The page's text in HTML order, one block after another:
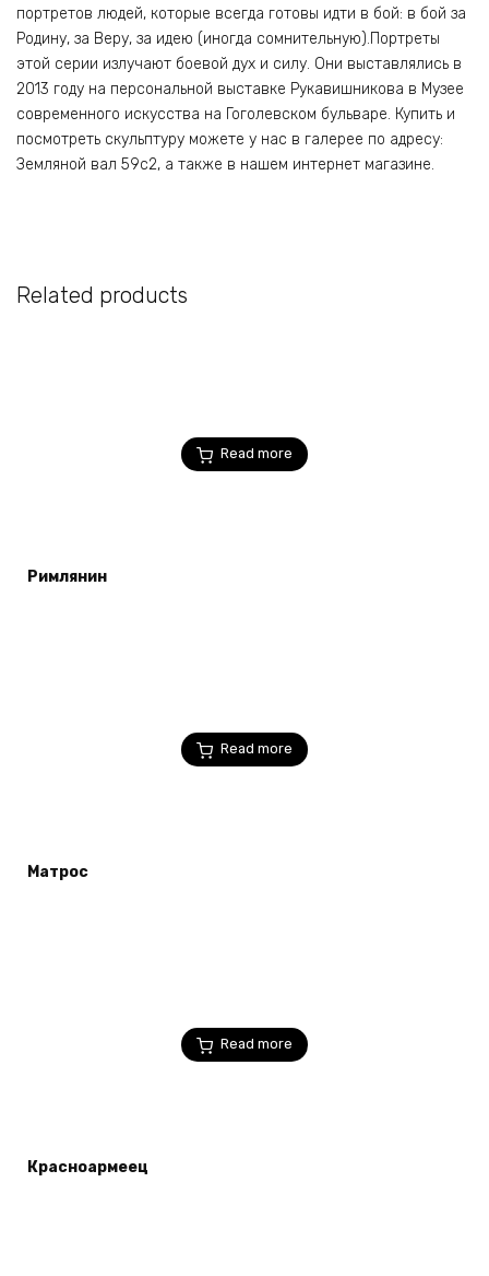
портретов людей, которые всегда готовы идти в бой: в бой за
Родину, за Веру, за идею (иногда сомнительную).Портреты
этой серии излучают боевой дух и силу. Они выставлялись в
2013 году на персональной выставке Рукавишникова в Музее
современного искусства на Гоголевском бульваре. Купить и
посмотреть скульптуру можете у нас в галерее по адресу:
Земляной вал 59с2, а также в нашем интернет магазине.
Related products
Read more
Римлянин
Read more
Матрос
Read more
Красноармеец